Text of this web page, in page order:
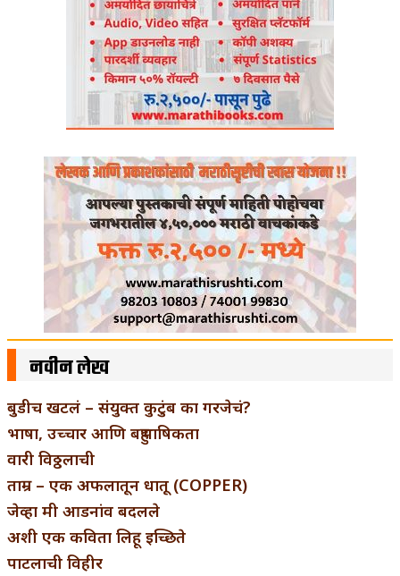
नवीन लेख
बुडीच खटलं – संयुक्त कुटुंब का गरजेचं?
भाषा, उच्चार आणि बहुभाषिकता
वारी विठ्ठलाची
ताम्र – एक अफलातून धातू (COPPER)
जेव्हा मी आडनांव बदलले
अशी एक कविता लिहू इच्छिते
पाटलाची विहीर